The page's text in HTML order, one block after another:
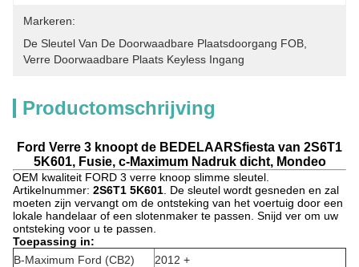
Markeren:
De Sleutel Van De Doorwaadbare Plaatsdoorgang FOB
Verre Doorwaadbare Plaats Keyless Ingang
Productomschrijving
Ford Verre 3 knoopt de BEDELAARSfiesta van 2S6T1
5K601, Fusie, c-Maximum Nadruk dicht, Mondeo
OEM kwaliteit FORD 3 verre knoop slimme sleutel.
Artikelnummer: 2S6T1 5K601 . De sleutel wordt gesneden en zal
moeten zijn vervangt om de ontsteking van het voertuig door een
lokale handelaar of een slotenmaker te passen. Snijd ver om uw
ontsteking voor u te passen.
Toepassing in:
B-Maximum Ford (CB2)
2012 +